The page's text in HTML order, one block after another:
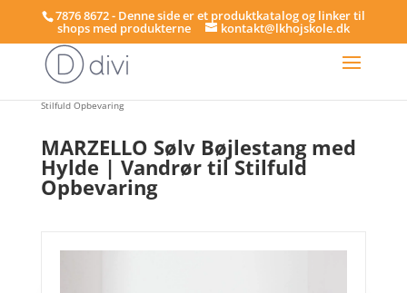
7876 8672 - Denne side er et produktkatalog og linker til
shops med produkterne kontakt@lkhojskole.dk
Stilfuld Opbevaring
MARZELLO Sølv Bøjlestang med
Hylde | Vandrør til Stilfuld
Opbevaring